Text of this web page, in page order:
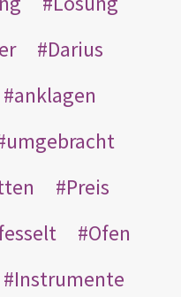
Darius
anklagen
umgebracht
Preis
Ofen
Instrumente